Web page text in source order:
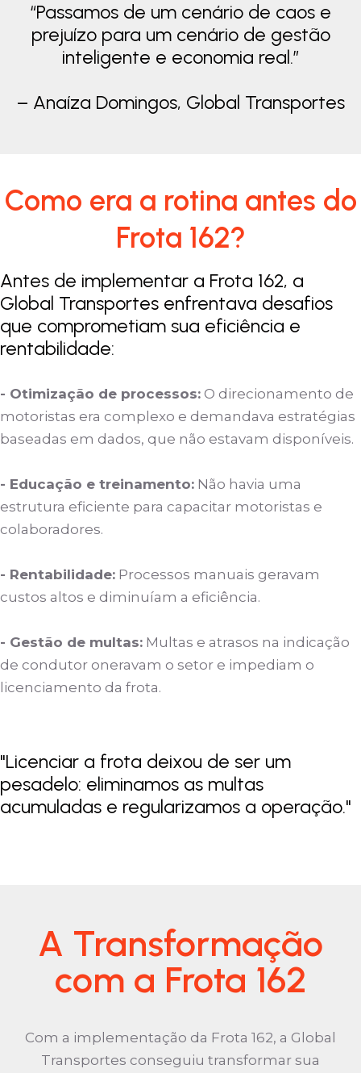
“Passamos de um cenário de caos e
prejuízo para um cenário de gestão
inteligente e economia real.”
– Anaíza Domingos, Global Transportes
Como era a rotina antes do
Frota 162?
Antes de implementar a Frota 162, a
Global Transportes enfrentava desafios
que comprometiam sua eficiência e
rentabilidade:
- Otimização de processos: O direcionamento de
motoristas era complexo e demandava estratégias
baseadas em dados, que não estavam disponíveis.
- Educação e treinamento: Não havia uma
estrutura eficiente para capacitar motoristas e
colaboradores.
- Rentabilidade: Processos manuais geravam
custos altos e diminuíam a eficiência.
- Gestão de multas: Multas e atrasos na indicação
de condutor oneravam o setor e impediam o
licenciamento da frota.
"Licenciar a frota deixou de ser um
pesadelo: eliminamos as multas
acumuladas e regularizamos a operação."
A Transformação
com a Frota 162
Com a implementação da Frota 162, a Global
Transportes conseguiu transformar sua